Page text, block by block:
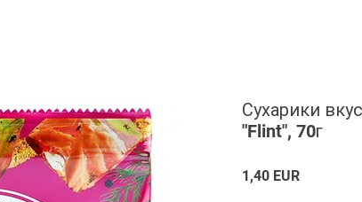
Сухарики
"Flint", 70г
1,40 EURЦіна